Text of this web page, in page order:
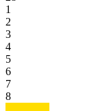
1
2
3
4
5
6
7
8